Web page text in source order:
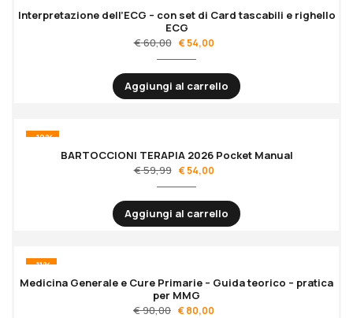
Interpretazione dell’ECG – con set di Card tascabili e righello
ECG
€60,00 €54,00
Aggiungi al carrello
-10%
BARTOCCIONI TERAPIA 2026 Pocket Manual
€59,99 €54,00
Aggiungi al carrello
-11%
Medicina Generale e Cure Primarie – Guida teorico – pratica
per MMG
€90,00 €80,00